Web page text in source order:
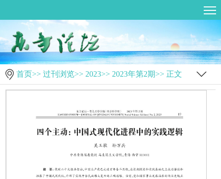
首页>> 过刊浏览>> 2023>> 2023年第2期>> 正文